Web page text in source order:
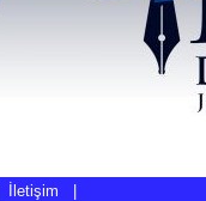
İletişim